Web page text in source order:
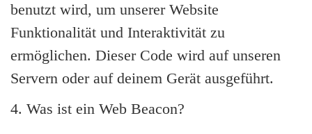
benutzt wird, um unserer Website
Funktionalität und Interaktivität zu
ermöglichen. Dieser Code wird auf unseren
Servern oder auf deinem Gerät ausgeführt.
4. Was ist ein Web Beacon?